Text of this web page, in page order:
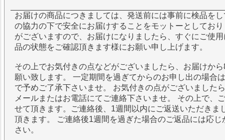
お届けの商品につきましては、発送前には事前に検品を
の協力の下で安全にお届けすることをモットーとしてお
がございますので、お届けになりましたら、すぐにご使
品の状態をご確認頂きます様にお願い申し上げます。
その上でお気付きの点などがございましたら、お届けか
願い致します。 一定期間を過ぎてからのお申し出の場合
で予めご了承下さいませ。 お気付きの点がございました
メールまたはお電話にてご連絡下さいませ。 その上で、
せて頂きます。ご連絡後、1週間以内にご返送いただきま
頂きます。 ご連絡後1週間を過ぎた場合のご返品には応
さい。